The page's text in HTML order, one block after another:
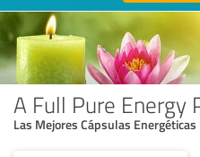
A Full Pure Energy
Las Mejores Cápsulas Energéticas